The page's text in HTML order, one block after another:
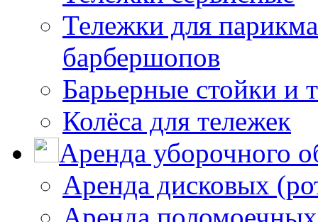
Тележки для
барбершопов
Барьерные стойки и
Колёса для тележек
Аренда уборочного
Аренда дисковых